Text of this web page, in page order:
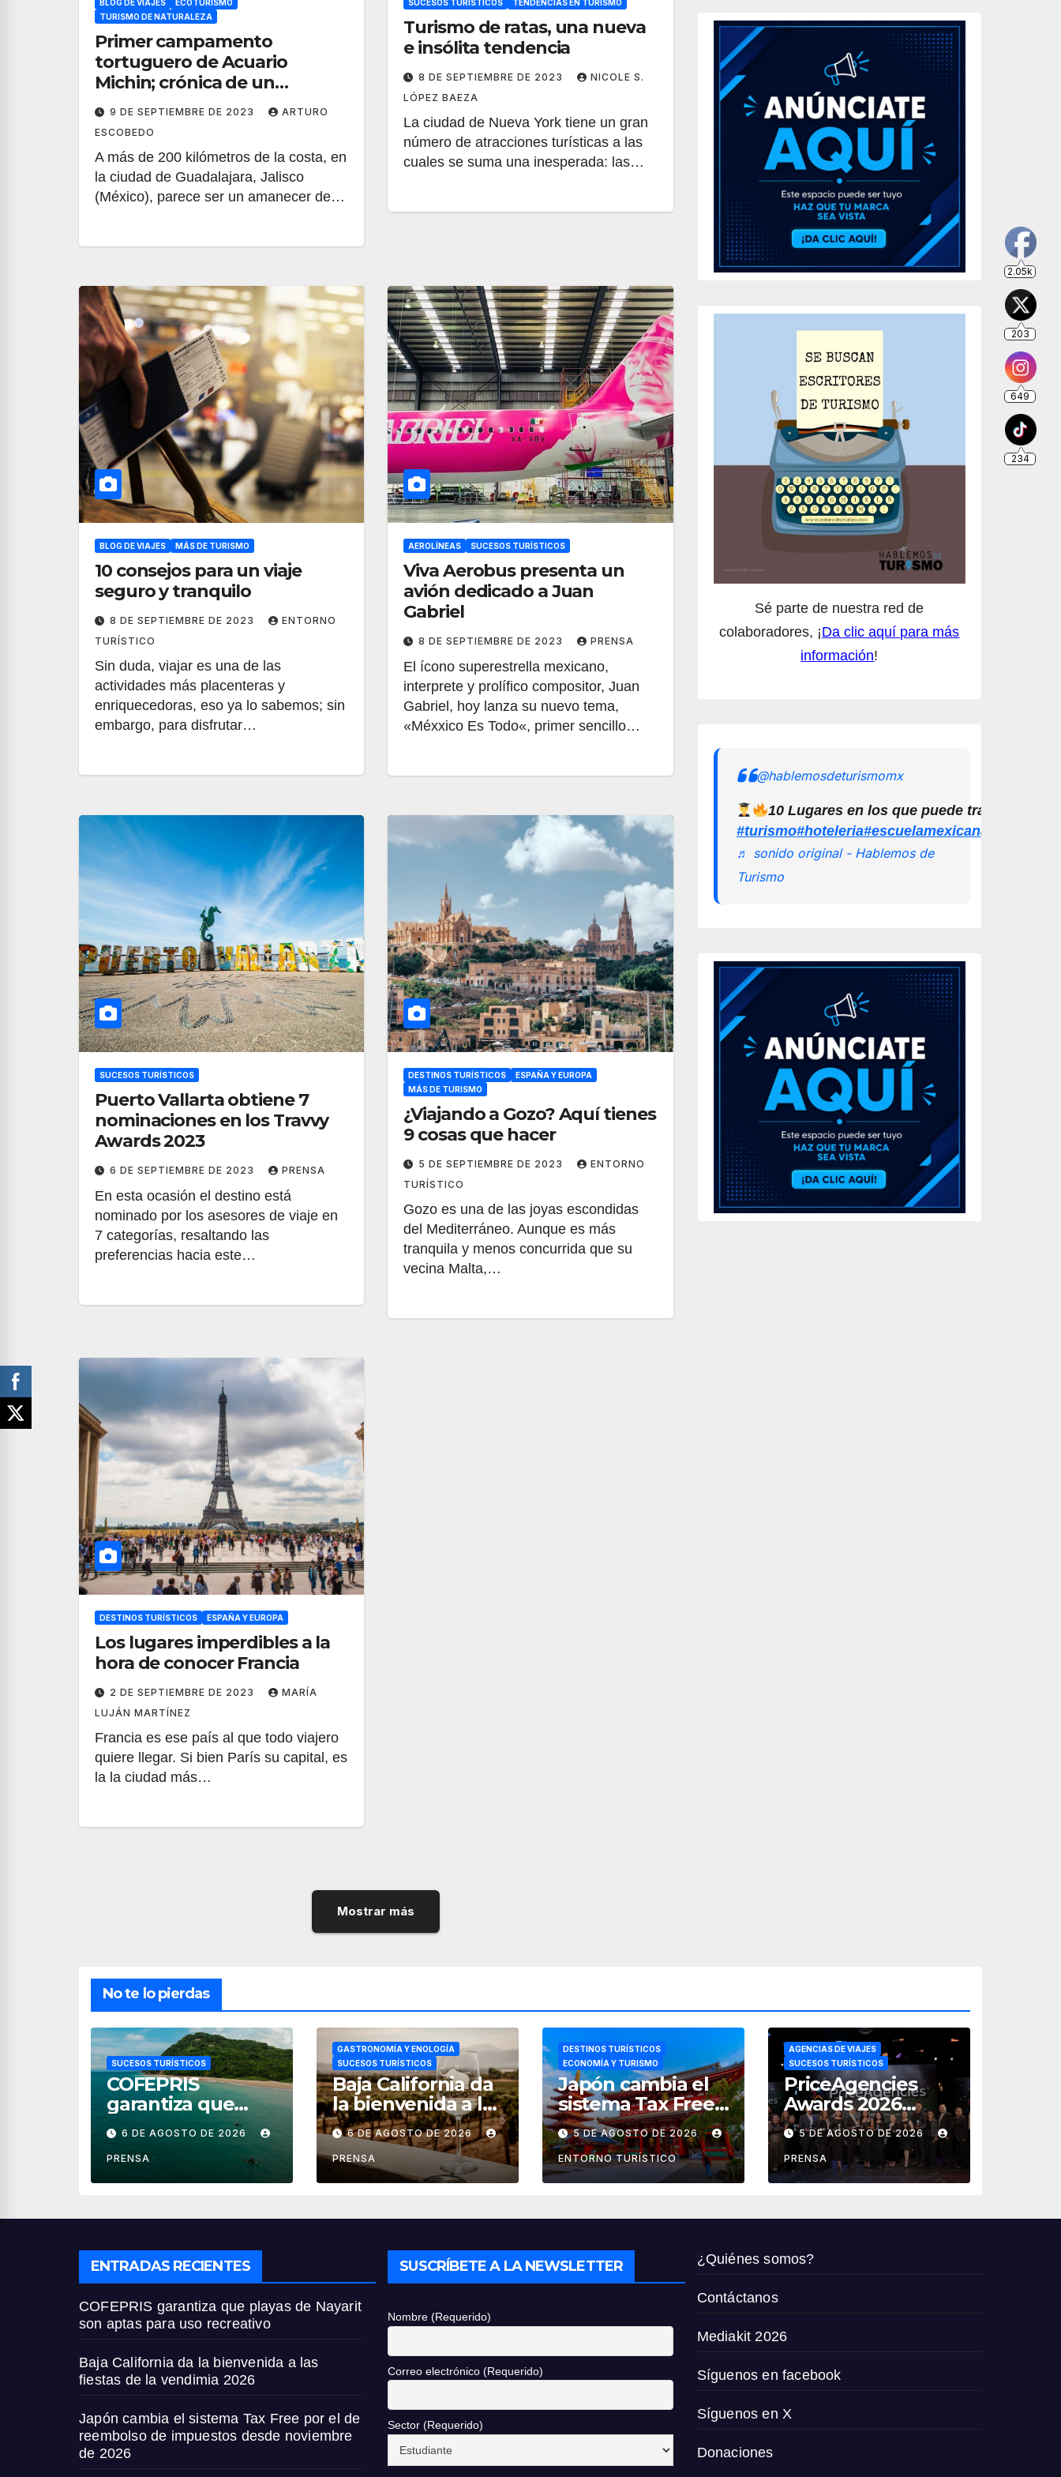
BLOG DE VIAJES
ECOTURISMO
TURISMO DE NATURALEZA
Primer campamento
tortuguero de Acuario
Michin; crónica de un
proyecto de conservación
9 DE SEPTIEMBRE DE 2023
ARTURO
ESCOBEDO
A más de 200 kilómetros de la costa, en
la ciudad de Guadalajara, Jalisco
(México), parece ser un amanecer de…
SUCESOS TURÍSTICOS TENDENCIAS EN TURISMO
Turismo de ratas, una nueva
e insólita tendencia
8 DE SEPTIEMBRE DE 2023
NICOLE S.
LÓPEZ BAEZA
La ciudad de Nueva York tiene un gran
número de atracciones turísticas a las
cuales se suma una inesperada: las…
BLOG DE VIAJES MÁS DE TURISMO
10 consejos para un viaje
seguro y tranquilo
8 DE SEPTIEMBRE DE 2023
ENTORNO
TURÍSTICO
Sin duda, viajar es una de las
actividades más placenteras y
enriquecedoras, eso ya lo sabemos; sin
embargo, para disfrutar…
AEROLÍNEAS SUCESOS TURÍSTICOS
Viva Aerobus presenta un
avión dedicado a Juan
Gabriel
8 DE SEPTIEMBRE DE 2023 PRENSA
El ícono superestrella mexicano,
interprete y prolífico compositor, Juan
Gabriel, hoy lanza su nuevo tema,
«Méxxico Es Todo«, primer sencillo…
SUCESOS TURÍSTICOS
Puerto Vallarta obtiene 7
nominaciones en los Travvy
Awards 2023
6 DE SEPTIEMBRE DE 2023 PRENSA
En esta ocasión el destino está
nominado por los asesores de viaje en
7 categorías, resaltando las
preferencias hacia este…
DESTINOS TURÍSTICOS
ESPAÑA Y EUROPA
MÁS DE TURISMO
¿Viajando a Gozo? Aquí tienes
9 cosas que hacer
5 DE SEPTIEMBRE DE 2023
ENTORNO
TURÍSTICO
Gozo es una de las joyas escondidas
del Mediterráneo. Aunque es más
tranquila y menos concurrida que su
vecina Malta,…
DESTINOS TURÍSTICOS ESPAÑA Y EUROPA
Los lugares imperdibles a la
hora de conocer Francia
2 DE SEPTIEMBRE DE 2023
MARÍA
LUJÁN MARTÍNEZ
Francia es ese país al que todo viajero
quiere llegar. Si bien París su capital, es
la la ciudad más…
Mostrar más
Sé parte de nuestra red de
colaboradores, ¡Da clic aquí para más
información!
@hablemosdeturismomx
10 Lugares en los que puede trabajar un
#turismo#hoteleria#escuelamexicanadeturismo
♬ sonido original - Hablemos de
Turismo
No te lo pierdas
SUCESOS TURÍSTICOS
COFEPRIS
garantiza que
playas de Nayarit
son aptas para
uso recreativo
6 DE AGOSTO DE 2026
PRENSA
GASTRONOMÍA Y ENOLOGÍA
SUCESOS TURÍSTICOS
Baja California da
la bienvenida a las
fiestas de la
vendimia 2026
6 DE AGOSTO DE 2026
PRENSA
DESTINOS TURÍSTICOS
ECONOMÍA Y TURISMO
Japón cambia el
sistema Tax Free
por el de
reembolso de
impuestos desde
noviembre de
5 DE AGOSTO DE 2026
ENTORNO TURÍSTICO
AGENCIAS DE VIAJES
SUCESOS TURÍSTICOS
PriceAgencies
Awards 2026
reconoce a las
agencias que
impulsan el
crecimiento del
México
5 DE AGOSTO DE 2026
PRENSA
ENTRADAS RECIENTES
COFEPRIS garantiza que playas de Nayarit
son aptas para uso recreativo
Baja California da la bienvenida a las
fiestas de la vendimia 2026
Japón cambia el sistema Tax Free por el de
reembolso de impuestos desde noviembre
de 2026
SUSCRÍBETE A LA NEWSLETTER
Nombre (Requerido)
Correo electrónico (Requerido)
Sector (Requerido)
¿Quiénes somos?
Contáctanos
Mediakit 2026
Síguenos en facebook
Síguenos en X
Donaciones
203
649
234